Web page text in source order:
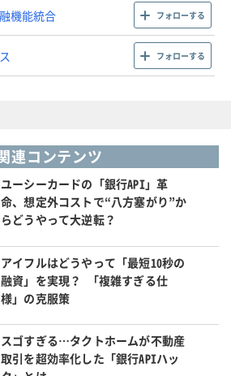
機能統合 フォローする
フォローする
連コンテンツ
ユーシーカードの「銀行API」革
命、想定外コストで“八方塞がり”か
らどうやって大逆転？
アイフルはどうやって「最短10秒の
融資」を実現？ 「複雑すぎる仕
様」の克服策
スゴすぎる…タクトホームが不動産
取引を超効率化した「銀行APIハッ